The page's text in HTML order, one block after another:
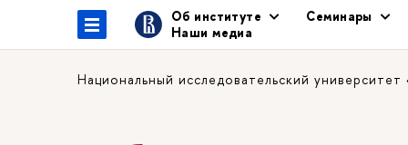
Об институте
Семинары
Наши медиа
Национальный исследовательский